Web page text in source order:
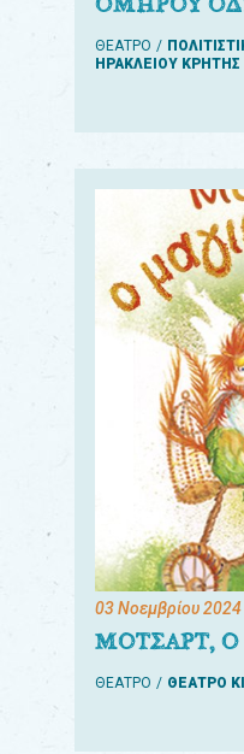
ΘΕΑΤΡΟ
ΗΡΑΚΛΕΙΟΥ ΚΡΗΤΗΣ
03 Νοεμβρίου 2024
ΜΟΤΣΑΡΤ,
ΘΕΑΤΡΟ ΘΕΑΤΡΟ